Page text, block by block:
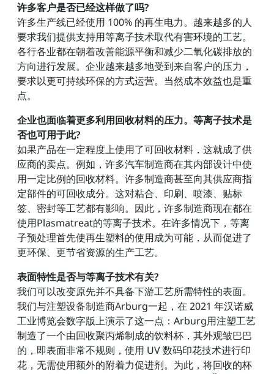
许多客户是否已经这样做了吗?
许多生产线已经使用 100% 的再生电力。越来越多的人
要求我们提供支持用等离子技术取代有害环境的工艺。
各行各业都在朝着改善能源平衡和减少二氧化碳排放的
方向进行发展。企业越来越多地受到来自客户的压力，
要求以更可持续环保的方式运营。当然成本效益也是重
点。
企业也面临着更多利用回收材料的压力。等离子技术是
否也可用于此?
如果产品在一定程度上使用了可回收材料，这就成了供
应商的卖点。例如，许多汽车制造商在其内部设计中使
用一定比例的回收材料。许多制造商甚至向其供应商指
定部件的可回收成分。这对粘合、印刷、喷漆、贴标
签、密封等工艺都有影响。因此，许多制造商现在都在
使用Plasmatreat的等离子技术。在许多情况下，等离
子预处理首先使再生塑料的使用成为可能，从而促进了
更环保、更节省资源的生产工艺。
表面特性是否与等离子技术有关?
我们可以改变原先并不具备下游工艺所需特性的表面。
我们与注塑设备制造商Arburg一起，在 2021 年汉诺威
工业博览会数字版上演示了这一点：Arburg用注塑工艺
制造了一个由回收聚丙烯制成的饮料杯，其外观皱巴巴
的，即表面非常不规则，使用 UV 数码印花技术进行印
花，无需使用额外的附着力促进剂。为此，将回收的杯